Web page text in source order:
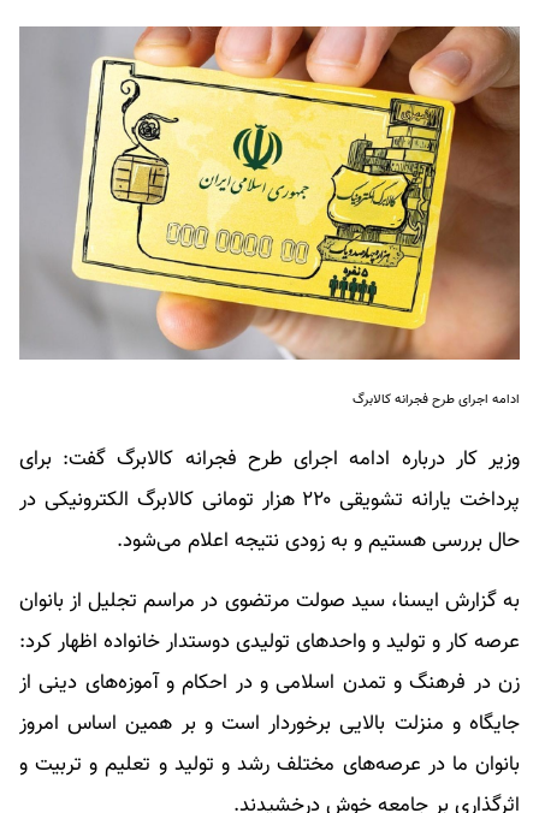
ادامه اجرای طرح فجرانه کالابرگ
وزیر کار درباره ادامه اجرای طرح فجرانه کالابرگ گفت: برای
پرداخت یارانه تشویقی ۲۲۰ هزار تومانی کالابرگ الکترونیکی در
حال بررسی هستیم و به زودی نتیجه اعلام می‌شود.
به گزارش ایسنا، سید صولت مرتضوی در مراسم تجلیل از بانوان
عرصه کار و تولید و واحد‌های تولیدی دوستدار خانواده اظهار کرد:
زن در فرهنگ و تمدن اسلامی و در احکام و آموزه‌های دینی از
جایگاه و منزلت بالایی برخوردار است و بر همین اساس امروز
بانوان ما در عرصه‌های مختلف رشد و تولید و تعلیم و تربیت و
اثرگذاری بر جامعه خوش درخشیدند.